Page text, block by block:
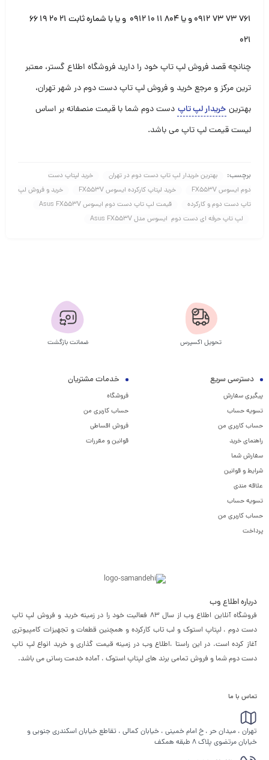
۷۶۱۷۳۷۳۰۹۱۲و یا۸۰۴ ۱۱ ۱۰ ۰۹۱۲ و یا با شماره ثابت
۲۱ ۲۰ ۱۹ ۶۶
۰۲۱
چنانچه قصد فروش لپ تاپ خود را دارید فروشگاه اطلاع گستر، معتبر
ترین مرکز و مرجع خرید و فروش لپ تاپ دست دوم در شهر تهران،
بهترین خریدار لپ تاپ دست دوم شما با قیمت منصفانه بر اساس
لیست قیمت لپ تاپ می باشد.
برچسب: بهترین خریدار لپ تاپ دست دوم در تهران
خرید لپتاپ دست
دوم ایسوس FX553V
خرید لپتاپ کارکرده ایسوس FX553V
خرید و فروش لپ
تاپ دست دوم و کارکرده
قیمت لپ تاپ دست دوم ایسوس Asus FX553V
لپ تاپ حرفه ای دست دوم ایسوس مدل Asus FX553V
تحویل اکسپرس ضمانت بازگشت
دسترسی سریع
پیگیری سفارش
تسویه حساب
حساب کاربری من
راهنمای خرید
سفارش شما
شرایط و قوانین
علاقه مندی
تسویه حساب
حساب کاربری من
پرداخت
خدمات مشتریان
فروشگاه
حساب کاربری من
فروش اقساطی
قوانین و مقررات
درباره اطلاع وب
فروشگاه آنلاین اطلاع وب از سال 83 فعالیت خود را در زمینه خرید و فروش لپ تاپ
دست دوم ، لپتاپ استوک و لب تاب کارکرده و همچنین قطعات و تجهیزات کامپیوتری
آغاز کرده است. در این راستا ،‌اطلاع وب در زمینه قیمت گذاری و خرید انواع لپ تاپ
دست دوم شما و فروش تمامی برند های لپتاپ استوک ، آماده خدمت رسانی می باشد.
تماس با ما
تهران ، میدان حر ، خ امام خمینی ، خیابان کمالی ، تقاطع خیابان اسکندری جنوبی و
خیابان مرتضوی پلاک 8 طبقه همکف